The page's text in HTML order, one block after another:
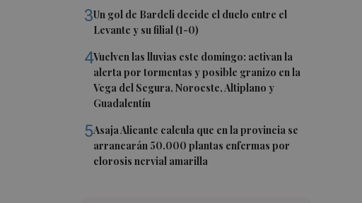
3Un gol de Bardeli decide el duelo entre el
Levante y su filial (1-0)
4Vuelven las lluvias este domingo: activan la
alerta por tormentas y posible granizo en la
Vega del Segura, Noroeste, Altiplano y
Guadalentín
5Asaja Alicante calcula que en la provincia se
arrancarán 50.000 plantas enfermas por
clorosis nervial amarilla